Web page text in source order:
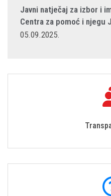
Javni natječaj za izbor i
Centra za pomoć i njegu
05.09.2025.